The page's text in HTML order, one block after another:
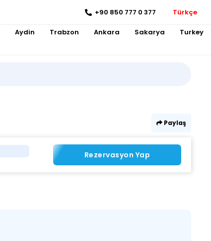
+90 850 777 0 377 Türkçe
Aydin Trabzon Ankara Sakarya Turkey
Paylaş
Rezervasyon Yap